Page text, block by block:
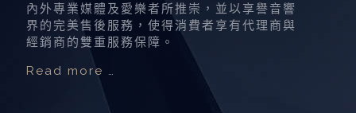
內外專業媒體及愛樂者所推崇，並以享譽音響
界的完美售後服務，使得消費者享有代理商與
經銷商的雙重服務保障。
Read more …